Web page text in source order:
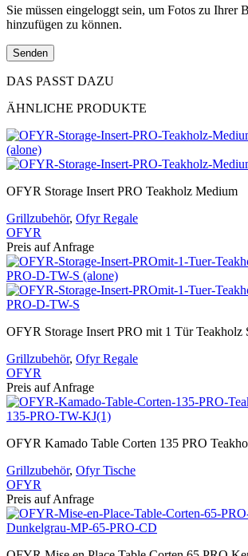
Sie müssen eingeloggt sein, um Fotos zu Ihrer
hinzufügen zu können.
DAS PASST DAZU
ÄHNLICHE PRODUKTE
OFYR Storage Insert PRO Teakholz Medium
Grillzubehör, Ofyr Regale
OFYR
Preis auf Anfrage
OFYR Storage Insert PRO mit 1 Tür Teakholz
Grillzubehör, Ofyr Regale
OFYR
Preis auf Anfrage
OFYR Kamado Table Corten 135 PRO
Grillzubehör, Ofyr Tische
OFYR
Preis auf Anfrage